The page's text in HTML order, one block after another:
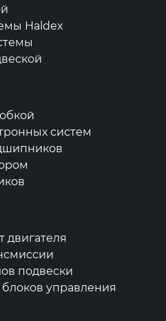
Haldex
систем
подвески
управления